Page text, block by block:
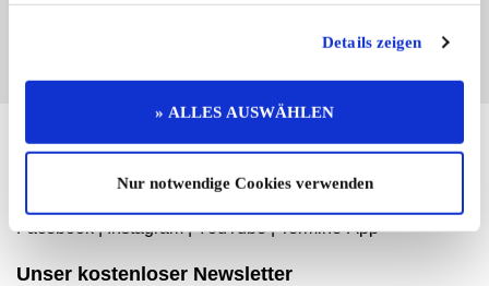
Details zeigen
» ALLES AUSWÄHLEN
Nur notwendige Cookies verwenden
EINTRAG JETZT ÜBERNEHMEN
Hier finden Sie mehr von OLDTIMER MARKT
Folgen Sie uns auf unseren Social-Media-Seiten oder
Facebook|Instagram|YouTube|Termine-App
Unser kostenloser Newsletter